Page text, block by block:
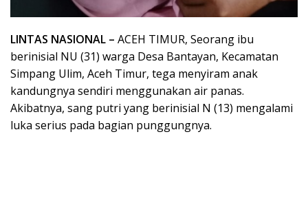
LINTAS NASIONAL – ACEH TIMUR, Seorang ibu
berinisial NU (31) warga Desa Bantayan, Kecamatan
Simpang Ulim, Aceh Timur, tega menyiram anak
kandungnya sendiri menggunakan air panas.
Akibatnya, sang putri yang berinisial N (13) mengalami
luka serius pada bagian punggungnya.